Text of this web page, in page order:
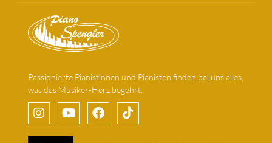
Passionierte Pianistinnen und Pianisten finden bei uns alles,
was das Musiker-Herz begehrt.